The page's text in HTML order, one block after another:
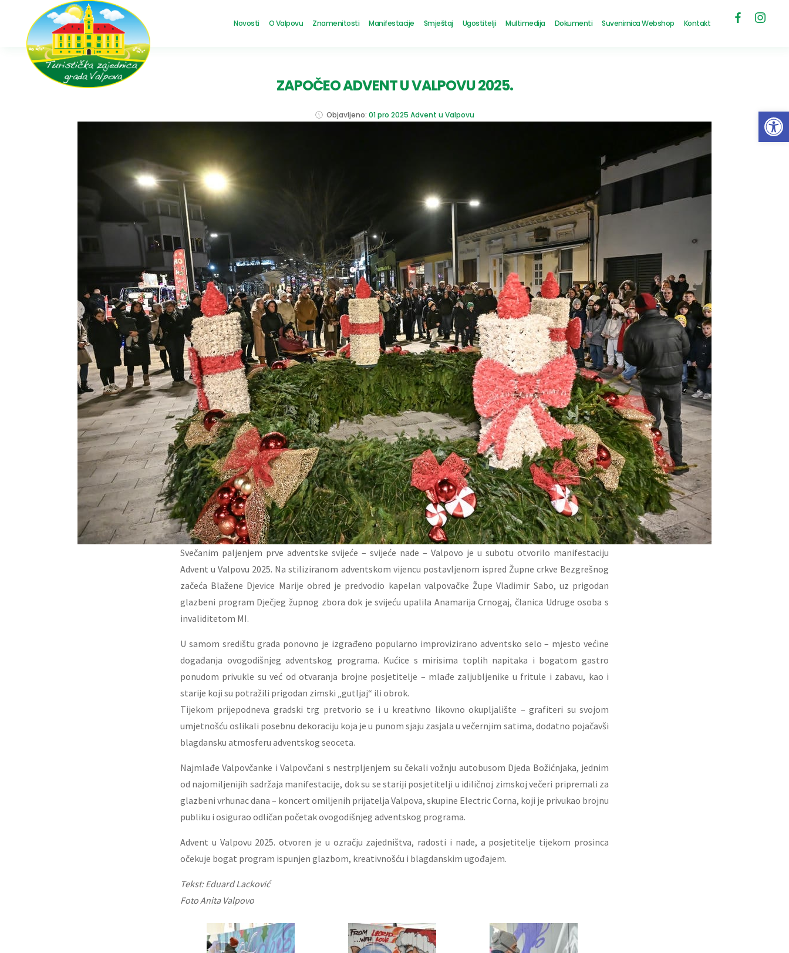
Novosti O Valpovu Znamenitosti Manifestacije Smještaj Ugostitelji Multimedija Dokumenti Suvenirnica Webshop Kontakt
ZAPOČEO ADVENT U VALPOVU 2025.
Objavljeno: 01 pro 2025 Advent u Valpovu
Svečanim paljenjem prve adventske svijeće – svijeće nade – Valpovo je u subotu otvorilo manifestaciju
Advent u Valpovu 2025. Na stiliziranom adventskom vijencu postavljenom ispred Župne crkve Bezgrešnog
začeća Blažene Djevice Marije obred je predvodio kapelan valpovačke Župe Vladimir Sabo, uz prigodan
glazbeni program Dječjeg župnog zbora dok je svijeću upalila Anamarija Crnogaj, članica Udruge osoba s
invaliditetom MI.
U samom središtu grada ponovno je izgrađeno popularno improvizirano adventsko selo – mjesto većine
događanja ovogodišnjeg adventskog programa. Kućice s mirisima toplih napitaka i bogatom gastro
ponudom privukle su već od otvaranja brojne posjetitelje – mlađe zaljubljenike u fritule i zabavu, kao i
starije koji su potražili prigodan zimski „gutljaj“ ili obrok.
Tijekom prijepodneva gradski trg pretvorio se i u kreativno likovno okupljalište – grafiteri su svojom
umjetnošću oslikali posebnu dekoraciju koja je u punom sjaju zasjala u večernjim satima, dodatno pojačavši
blagdansku atmosferu adventskog seoceta.
Najmlađe Valpovčanke i Valpovčani s nestrpljenjem su čekali vožnju autobusom Djeda Božićnjaka, jednim
od najomiljenijih sadržaja manifestacije, dok su se stariji posjetitelji u idiličnoj zimskoj večeri pripremali za
glazbeni vrhunac dana – koncert omiljenih prijatelja Valpova, skupine Electric Corna, koji je privukao brojnu
publiku i osigurao odličan početak ovogodišnjeg adventskog programa.
Advent u Valpovu 2025. otvoren je u ozračju zajedništva, radosti i nade, a posjetitelje tijekom prosinca
očekuje bogat program ispunjen glazbom, kreativnošću i blagdanskim ugođajem.
Tekst: Eduard Lacković
Foto Anita Valpovo